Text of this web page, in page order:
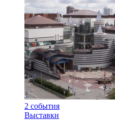
2 события
Выставки